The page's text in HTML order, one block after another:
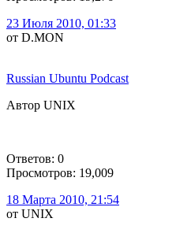
23 Июля 2010, 01:33
от D.MON
Russian Ubuntu Podcast
Автор UNIX
Ответов: 0
Просмотров: 19,009
18 Марта 2010, 21:54
от UNIX